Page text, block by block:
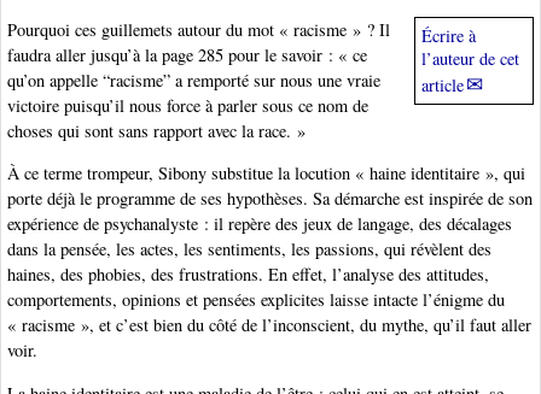
Écrire à
l’auteur de cet
article
Pourquoi ces guillemets autour du mot « racisme » ? Il
faudra aller jusqu’à la page 285 pour le savoir : « ce
qu’on appelle “racisme” a remporté sur nous une vraie
victoire puisqu’il nous force à parler sous ce nom de
choses qui sont sans rapport avec la race. »
À ce terme trompeur, Sibony substitue la locution « haine identitaire », qui
porte déjà le programme de ses hypothèses. Sa démarche est inspirée de son
expérience de psychanalyste : il repère des jeux de langage, des décalages
dans la pensée, les actes, les sentiments, les passions, qui révèlent des
haines, des phobies, des frustrations. En effet, l’analyse des attitudes,
comportements, opinions et pensées explicites laisse intacte l’énigme du
« racisme », et c’est bien du côté de l’inconscient, du mythe, qu’il faut aller
voir.